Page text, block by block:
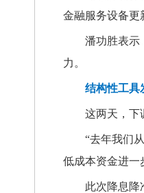
金融服务设备更
潘功胜表示
力。
结构性工
这两天，下
“去年我们
低成本资金进一
此次降息降